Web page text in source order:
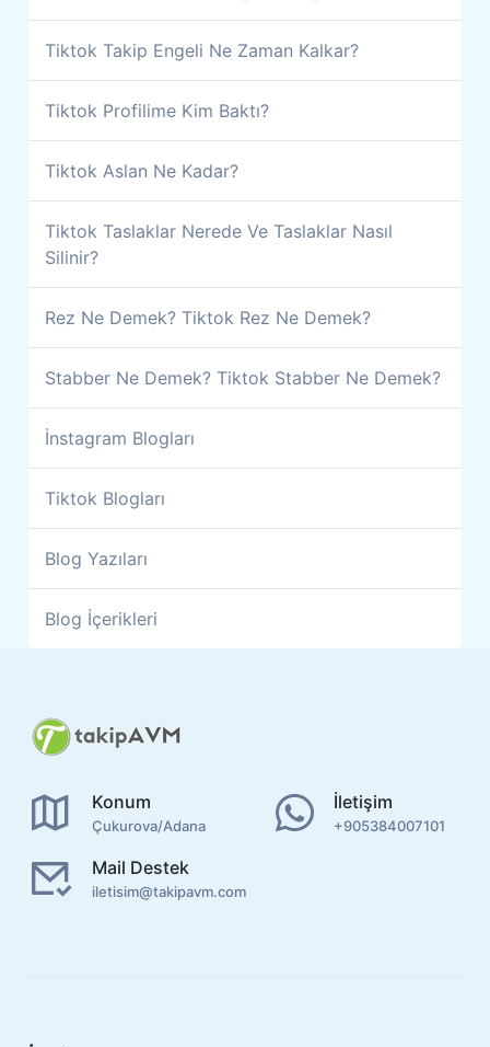
Tiktok Takip Engeli Ne Zaman Kalkar?
Tiktok Profilime Kim Baktı?
Tiktok Aslan Ne Kadar?
Tiktok Taslaklar Nerede Ve Taslaklar Nasıl
Silinir?
Rez Ne Demek? Tiktok Rez Ne Demek?
Stabber Ne Demek? Tiktok Stabber Ne Demek?
İnstagram Blogları
Tiktok Blogları
Blog Yazıları
Blog İçerikleri
Konum
Çukurova/Adana
İletişim
+905384007101
Mail Destek
iletisim@takipavm.com